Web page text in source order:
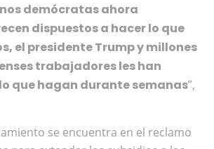
demócratas ahora
dispuestos a hacer lo que
el presidente Trump y millones
trabajadores les han
que hagan durante semanas”,
se encuentra en el reclamo